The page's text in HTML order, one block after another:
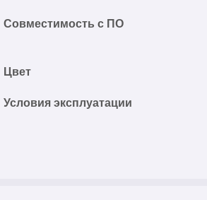
Совместимость с ПО
Цвет
Условия эксплуатации